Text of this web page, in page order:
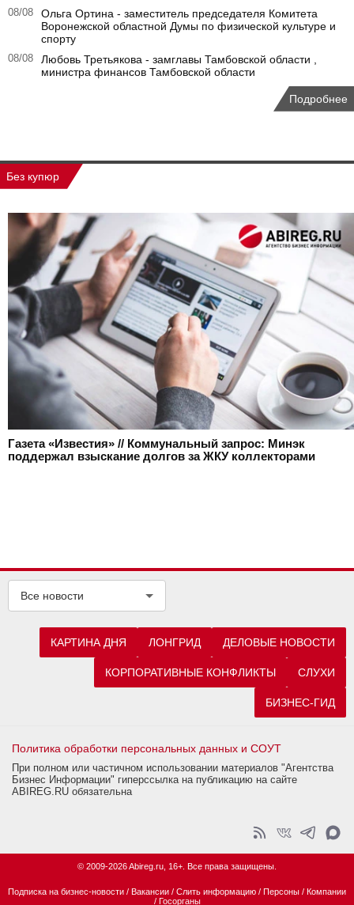
08/08
Ольга Ортина - заместитель председателя Комитета
Воронежской областной Думы по физической культуре и
спорту
08/08
Любовь Третьякова - замглавы Тамбовской области ,
министра финансов Тамбовской области
Подробнее
Без купюр
Газета «Известия» // Коммунальный запрос: Минэк
поддержал взыскание долгов за ЖКУ коллекторами
Все новости
КАРТИНА ДНЯ ЛОНГРИД ДЕЛОВЫЕ НОВОСТИ
КОРПОРАТИВНЫЕ КОНФЛИКТЫ СЛУХИ
БИЗНЕС-ГИД
Политика обработки персональных данных и СОУТ
При полном или частичном использовании материалов "Агентства
Бизнес Информации" гиперссылка на публикацию на сайте
ABIREG.RU обязательна
© 2009-2026 Abireg.ru, 16+. Все права защищены.
Подписка на бизнес-новости / Вакансии / Слить информацию / Персоны / Компании
/ Госорганы